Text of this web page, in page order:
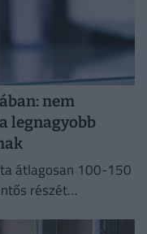
nem
legnagyobb
átlagosan 100-150
részét